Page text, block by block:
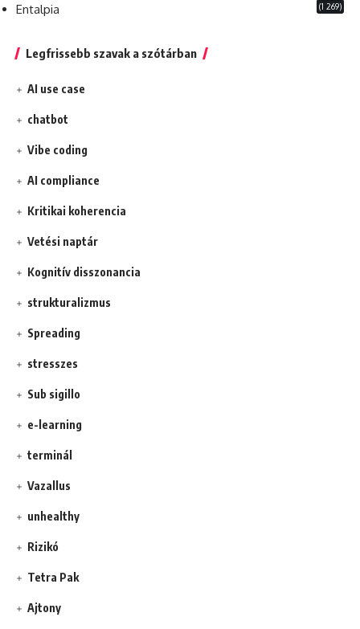
Entalpia (1 269)
Legfrissebb szavak a szótárban
AI use case
chatbot
Vibe coding
AI compliance
Kritikai koherencia
Vetési naptár
Kognitív disszonancia
strukturalizmus
Spreading
stresszes
Sub sigillo
e-learning
terminál
Vazallus
unhealthy
Rizikó
Tetra Pak
Ajtony